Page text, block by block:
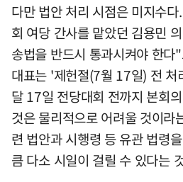
다만 법안 처리 시점은 미지수
회 여당 간사를 맡았던 김용민
송법을 반드시 통과시켜야 한다
대표는 '제헌절(7월 17일) 전 처
달 17일 전당대회 전까지 본회
것은 물리적으로 어려울 것이라
련 법안과 시행령 등 유관 법령
큼 다소 시일이 걸릴 수 있다는